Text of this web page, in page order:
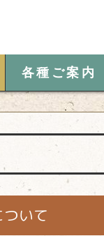
各種ご案内
いて